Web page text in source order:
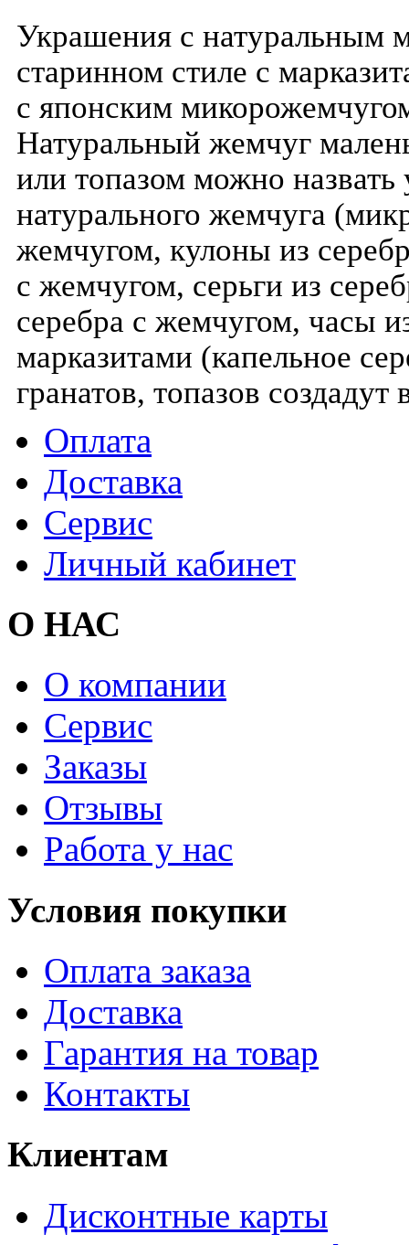
Украшения с натуральным
старинном стиле с
с японским
Натуральный жемчуг
или топазом можно
натурального жемчуга
жемчугом, кулоны из
с жемчугом, серьги из
серебра с жемчугом, часы
марказитами (капельное
гранатов, топазов
Оплата
Доставка
Сервис
Личный кабинет
О НАС
О компании
Сервис
Заказы
Отзывы
Работа у нас
Условия покупки
Оплата заказа
Доставка
Гарантия на товар
Контакты
Клиентам
Дисконтные карты